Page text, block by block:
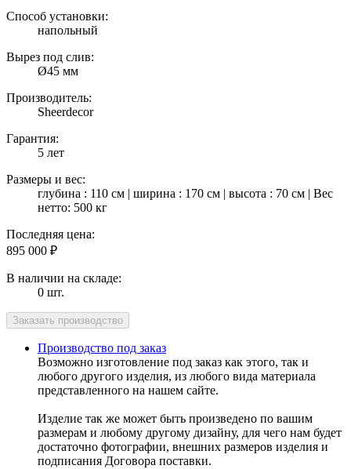
Способ установки:
напольный
Вырез под слив:
Ø45 мм
Производитель:
Sheerdecor
Гарантия:
5 лет
Размеры и вес:
глубина : 110 см | ширина : 170 см | высота : 70 см | Вес
нетто: 500 кг
Последняя цена:
895 000 ₽
В наличии на складе:
0 шт.
Производство под заказ
Возможно изготовление под заказ как этого, так и
любого другого изделия, из любого вида материала
представленного на нашем сайте.
Изделие так же может быть произведено по вашим
размерам и любому другому дизайну, для чего нам будет
достаточно фотографии, внешних размеров изделия и
подписания Договора поставки.